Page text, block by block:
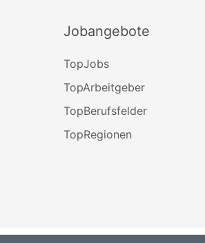
Jobangebote
TopJobs
TopArbeitgeber
TopBerufsfelder
TopRegionen